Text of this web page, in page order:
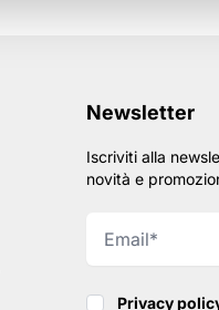
Newsletter
Iscriviti alla
novità e
Privacy